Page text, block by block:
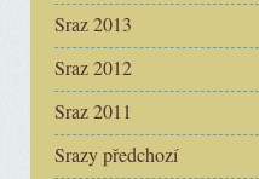
Sraz 2013
Sraz 2012
Sraz 2011
Srazy předchozí